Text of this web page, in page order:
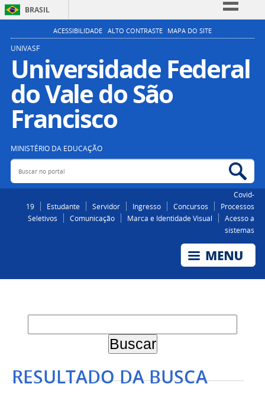
BRASIL
Simplifique!
Participe
Acesso à informação
Legislação
ACESSIBILIDADE ALTO CONTRASTE MAPA DO SITE
UNIVASF
Universidade Federal
do Vale do São
Francisco
MINISTÉRIO DA EDUCAÇÃO
Buscar no portal
Covid-
19
Estudante Servidor Ingresso Concursos
Processos
Seletivos
Comunicação Marca e Identidade Visual
Acesso a
sistemas
RESULTADO DA BUSCA